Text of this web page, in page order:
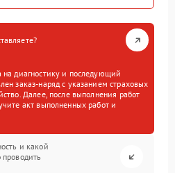
на диагностику и последующий
заказ-наряд с указанием страховых
Далее, после выполнения работ
акт выполненных работ и
и какой